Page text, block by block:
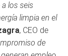
los seis
limpia en el
, CEO de
de